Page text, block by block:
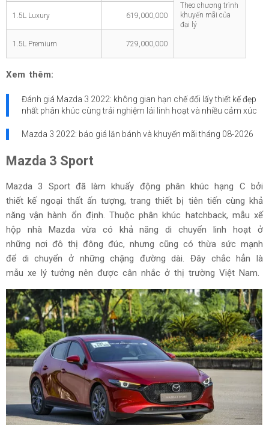
Theo chương trình
khuyến mãi của
đại lý
1.5L Luxury 619,000,000
1.5L Premium 729,000,000
Xem thêm:
Đánh giá Mazda 3 2022: không gian hạn chế đổi lấy thiết kế đẹp
nhất phân khúc cùng trải nghiệm lái linh hoạt và nhiều cảm xúc
Mazda 3 2022: báo giá lăn bánh và khuyến mãi tháng 08-2026
Mazda 3 Sport
Mazda 3 Sport đã làm khuấy động phân khúc hạng C bởi
thiết kế ngoại thất ấn tượng, trang thiết bị tiên tiến cùng khả
năng vận hành ổn định. Thuộc phân khúc hatchback, mẫu xế
hộp nhà Mazda vừa có khả năng di chuyển linh hoạt ở
những nơi đô thị đông đúc, nhưng cũng có thừa sức mạnh
để di chuyển ở những chặng đường dài. Đây chắc hẳn là
mẫu xe lý tưởng nên được cân nhắc ở thị trường Việt Nam.